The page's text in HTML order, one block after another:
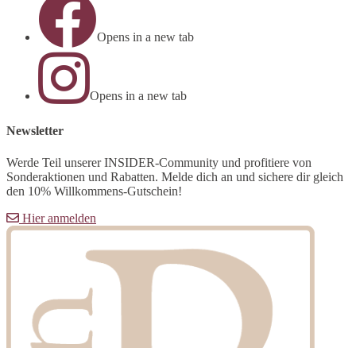
Opens in a new tab
Opens in a new tab
Newsletter
Werde Teil unserer INSIDER-Community und profitiere von
Sonderaktionen und Rabatten. Melde dich an und sichere dir gleich
den 10% Willkommens-Gutschein!
Hier anmelden